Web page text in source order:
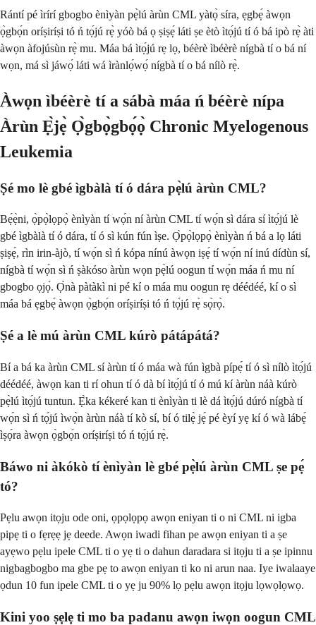
Rántí pé ìrírí gbogbo ènìyàn pẹ̀lú àrùn CML yàtọ̀ síra, ẹgbẹ́ àwọn
ọ̀gbọ́n oríṣiríṣi tó ń tọ́jú rẹ̀ yóò bá ọ ṣiṣẹ́ láti ṣe ètò ìtọ́jú tí ó bá ipò rẹ̀ àti
àwọn àfojúsùn rẹ̀ mu. Máa bá ìtọ́jú rẹ lọ, béèrè ìbéèrè nígbà tí o bá ní
wọn, má sì jáwọ́ láti wá ìrànlọ́wọ́ nígbà tí o bá nílò rẹ̀.
Àwọn ìbéèrè tí a sábà máa ń béèrè nípa
Àrùn Ẹ̀jẹ̀ Ọ̀gbọ̀gbọ́ọ̀ Chronic Myelogenous
Leukemia
Ṣé mo lè gbé ìgbàlà tí ó dára pẹ̀lú àrùn CML?
Bẹ́ẹ̀ni, ọ̀pọ̀lọpọ̀ ènìyàn tí wọ́n ní àrùn CML tí wọ́n sì dára sí ìtọ́jú lè
gbé ìgbàlà tí ó dára, tí ó sì kún fún ìṣe. Ọ̀pọ̀lọpọ̀ ènìyàn ń bá a lọ láti
ṣiṣẹ́, rìn irin-àjò, tí wọ́n sì ń kópa nínú àwọn iṣẹ́ tí wọ́n ní inú dídùn sí,
nígbà tí wọ́n sì ń ṣàkóso àrùn wọn pẹ̀lú oogun tí wọ́n máa ń mu ní
gbogbo ọjọ́. Ọ̀nà pàtàkì ni pé kí o máa mu oogun rẹ déédéé, kí o sì
máa bá ẹgbẹ́ àwọn ọ̀gbọ́n oríṣiríṣi tó ń tọ́jú rẹ̀ sọ̀rọ̀.
Ṣé a lè mú àrùn CML kúrò pátápátá?
Bí a bá ka àrùn CML sí àrùn tí ó máa wà fún ìgbà pípẹ́ tí ó sì nílò ìtọ́jú
déédéé, àwọn kan ti rí ohun tí ó dà bí ìtọ́jú tí ó mú kí àrùn náà kúrò
pẹ̀lú ìtọ́jú tuntun. Ẹ̀ka kékeré kan ti ènìyàn ti lè dá ìtọ́jú dúró nígbà tí
wọ́n sì ń tọ́jú ìwọ̀n àrùn náà tí kò sí, bí ó tilẹ̀ jẹ́ pé èyí yẹ kí ó wà lábẹ́
ìṣọ́ra àwọn ọ̀gbọ́n oríṣiríṣi tó ń tọ́jú rẹ̀.
Báwo ni àkókò tí ènìyàn lè gbé pẹ̀lú àrùn CML ṣe pẹ́
tó?
Pẹlu awọn itọju ode oni, ọpọlọpọ awọn eniyan ti o ni CML ni igba
pipẹ ti o fẹrẹẹ jẹ deede. Awọn iwadi fihan pe awọn eniyan ti a ṣe
ayẹwo pẹlu ipele CML ti o yẹ ti o dahun daradara si itọju ti a ṣe ipinnu
nigbagbogbo ma gbe pẹ to awọn eniyan ti ko ni arun naa. Iye iwalaaye
ọdun 10 fun ipele CML ti o yẹ ju 90% lọ pẹlu awọn itọju lọwọlọwọ.
Kini yoo ṣẹlẹ ti mo ba padanu awọn iwọn oogun CML